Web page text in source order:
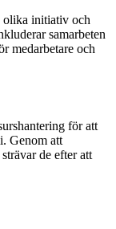
olika initiativ och
samarbeten
medarbetare och
för att
Genom att
de efter att